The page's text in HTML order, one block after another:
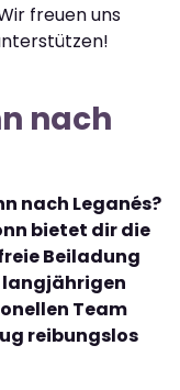
freuen uns
nach
nach Leganés?
bietet dir die
Beiladung
langjährigen
Team
reibungslos